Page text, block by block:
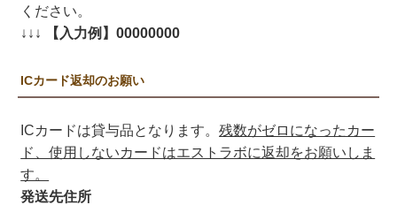
ください。
↓↓↓
【入力例】00000000
ICカード返却のお願い
ICカードは貸与品となります。残数がゼロになったカー
ド、使用しないカードはエストラボに返却をお願いしま
す。
発送先住所